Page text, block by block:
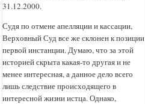
31.12.2000.
Судя по отмене апелляции и кассации,
Верховный Суд все же склонен к позиции
первой инстанции. Думаю, что за этой
историей скрыта какая-то другая и не
менее интересная, а данное дело всего
лишь следствие происходящего в
интересной жизни истца. Однако,